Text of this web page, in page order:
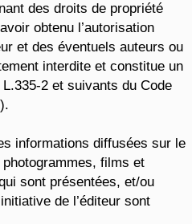
des droits de propriété
obtenu l’autorisation
et des éventuels auteurs ou
interdite et constitue un
2 et suivants du Code
informations diffusées sur le
films et
sont présentées, et/ou
de l’éditeur sont